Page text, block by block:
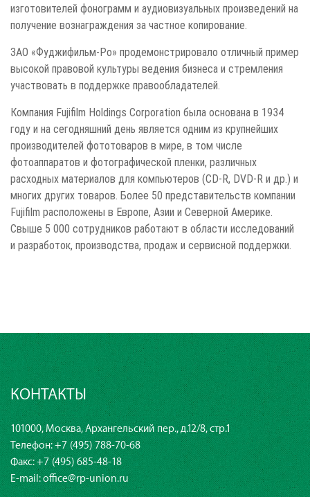
изготовителей фонограмм и аудиовизуальных произведений на
получение вознаграждения за частное копирование.
ЗАО «Фуджифильм-Ро» продемонстрировало отличный пример
высокой правовой культуры ведения бизнеса и стремления
участвовать в поддержке правообладателей.
Компания Fujifilm Holdings Corporation была основана в 1934
году и на сегодняшний день является одним из крупнейших
производителей фототоваров в мире, в том числе
фотоаппаратов и фотографической пленки, различных
расходных материалов для компьютеров (CD-R, DVD-R и др.) и
многих других товаров. Более 50 представительств компании
Fujifilm расположены в Европе, Азии и Северной Америке.
Свыше 5 000 сотрудников работают в области исследований
и разработок, производства, продаж и сервисной поддержки.
КОНТАКТЫ
101000, Москва, Архангельский пер., д.12/8, стр.1
Телефон:+7 (495) 788-70-68
Факс: +7 (495) 685-48-18
E-mail:office@rp-union.ru